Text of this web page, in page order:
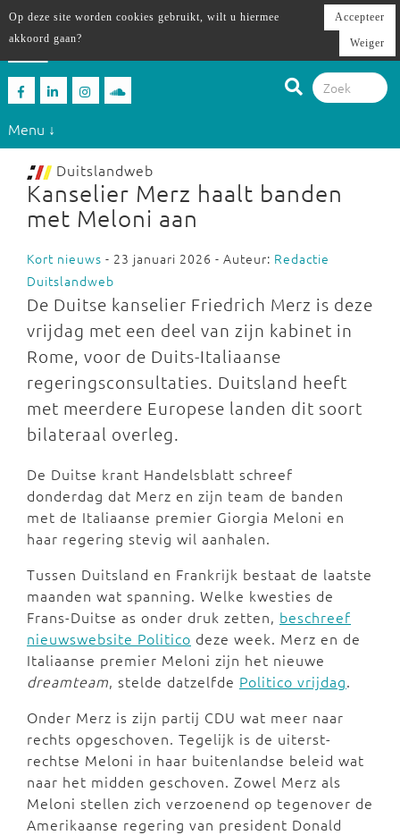
Menu ↓
Duitslandweb
Kanselier Merz haalt banden
met Meloni aan
Kort nieuws - 23 januari 2026 - Auteur: Redactie
Duitslandweb
De Duitse kanselier Friedrich Merz is deze
vrijdag met een deel van zijn kabinet in
Rome, voor de Duits-Italiaanse
regeringsconsultaties. Duitsland heeft
met meerdere Europese landen dit soort
bilateraal overleg.
De Duitse krant Handelsblatt schreef
donderdag dat Merz en zijn team de banden
met de Italiaanse premier Giorgia Meloni en
haar regering stevig wil aanhalen.
Tussen Duitsland en Frankrijk bestaat de laatste
maanden wat spanning. Welke kwesties de
Frans-Duitse as onder druk zetten, beschreef
nieuwswebsite Politico deze week. Merz en de
Italiaanse premier Meloni zijn het nieuwe
dreamteam, stelde datzelfde Politico vrijdag.
Onder Merz is zijn partij CDU wat meer naar
rechts opgeschoven. Tegelijk is de uiterst-
rechtse Meloni in haar buitenlandse beleid wat
naar het midden geschoven. Zowel Merz als
Meloni stellen zich verzoenend op tegenover de
Amerikaanse regering van president Donald
Op deze site worden cookies gebruikt, wilt u hiermee
akkoord gaan?
Accepteer
Weiger